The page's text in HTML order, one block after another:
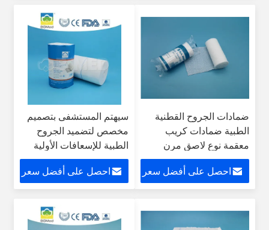
ضمادات الجروح القطنية
الطبية ضمادات كريب
معقمة نوع لاصق مرن
احصل على أفضل سعر
سيهتم المستشفى بتصميم
مخصص لتضميد الجروح
الطبية للإسعافات الأولية
احصل على أفضل سعر